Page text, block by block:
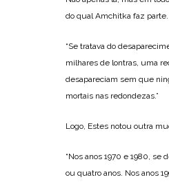
do qual Amchitka faz parte.
“Se tratava do
milhares de lontras, uma
desapareciam sem que
mortais nas redondezas.”
Logo, Estes notou outra
“Nos anos 1970 e 1980, se
ou quatro anos. Nos anos